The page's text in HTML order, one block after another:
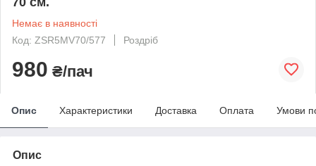
Немає в наявності
Код: ZSR5MV70/577
Роздріб
980 ₴/пач
Опис Характеристики Доставка Оплата Умови
Опис